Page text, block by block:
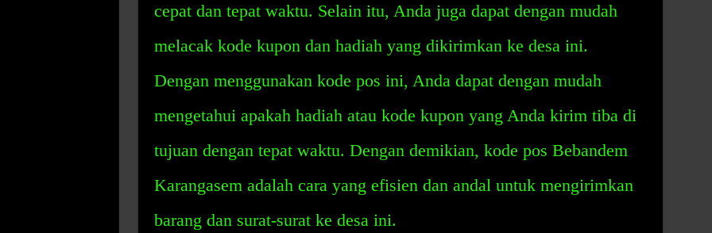
cepat dan tepat waktu. Selain itu, Anda juga dapat dengan mudah
melacak kode kupon dan hadiah yang dikirimkan ke desa ini.
Dengan menggunakan kode pos ini, Anda dapat dengan mudah
mengetahui apakah hadiah atau kode kupon yang Anda kirim tiba di
tujuan dengan tepat waktu. Dengan demikian, kode pos Bebandem
Karangasem adalah cara yang efisien dan andal untuk mengirimkan
barang dan surat-surat ke desa ini.